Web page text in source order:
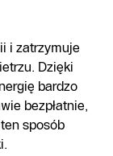
i zatrzymuje
Dzięki
bardzo
bezpłatnie,
sposób